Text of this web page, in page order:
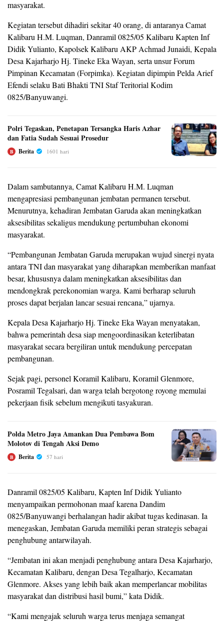
masyarakat.
Kegiatan tersebut dihadiri sekitar 40 orang, di antaranya Camat
Kalibaru H.M. Luqman, Danramil 0825/05 Kalibaru Kapten Inf
Didik Yulianto, Kapolsek Kalibaru AKP Achmad Junaidi, Kepala
Desa Kajarharjo Hj. Tineke Eka Wayan, serta unsur Forum
Pimpinan Kecamatan (Forpimka). Kegiatan dipimpin Pelda Arief
Efendi selaku Bati Bhakti TNI Staf Teritorial Kodim
0825/Banyuwangi.
Polri Tegaskan, Penetapan Tersangka Haris Azhar
dan Fatia Sudah Sesuai Prosedur
B Berita 1601 hari
Dalam sambutannya, Camat Kalibaru H.M. Luqman
mengapresiasi pembangunan jembatan permanen tersebut.
Menurutnya, kehadiran Jembatan Garuda akan meningkatkan
aksesibilitas sekaligus mendukung pertumbuhan ekonomi
masyarakat.
“Pembangunan Jembatan Garuda merupakan wujud sinergi nyata
antara TNI dan masyarakat yang diharapkan memberikan manfaat
besar, khususnya dalam meningkatkan aksesibilitas dan
mendongkrak perekonomian warga. Kami berharap seluruh
proses dapat berjalan lancar sesuai rencana,” ujarnya.
Kepala Desa Kajarharjo Hj. Tineke Eka Wayan menyatakan,
bahwa pemerintah desa siap mengoordinasikan keterlibatan
masyarakat secara bergiliran untuk mendukung percepatan
pembangunan.
Sejak pagi, personel Koramil Kalibaru, Koramil Glenmore,
Posramil Tegalsari, dan warga telah bergotong royong memulai
pekerjaan fisik sebelum mengikuti tasyakuran.
Polda Metro Jaya Amankan Dua Pembawa Bom
Molotov di Tengah Aksi Demo
B Berita 57 hari
Danramil 0825/05 Kalibaru, Kapten Inf Didik Yulianto
menyampaikan permohonan maaf karena Dandim
0825/Banyuwangi berhalangan hadir akibat tugas kedinasan. Ia
menegaskan, Jembatan Garuda memiliki peran strategis sebagai
penghubung antarwilayah.
“Jembatan ini akan menjadi penghubung antara Desa Kajarharjo,
Kecamatan Kalibaru, dengan Desa Tegalharjo, Kecamatan
Glenmore. Akses yang lebih baik akan memperlancar mobilitas
masyarakat dan distribusi hasil bumi,” kata Didik.
“Kami mengajak seluruh warga terus menjaga semangat